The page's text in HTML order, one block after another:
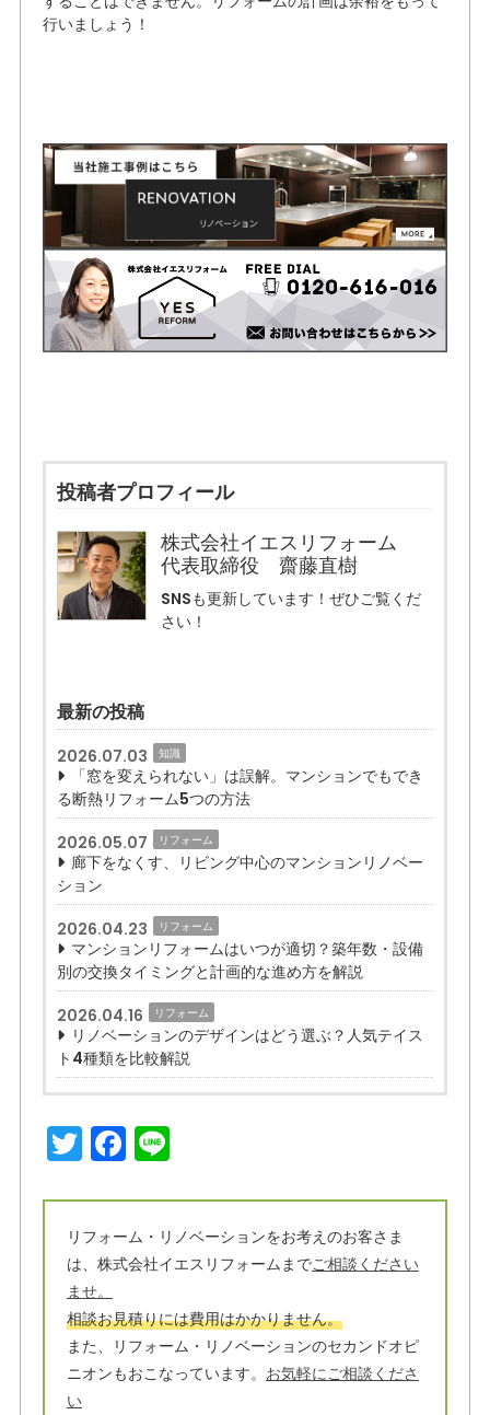
行いましょう！
投稿者プロフィール
株式会社イエスリフォーム
代表取締役 齋藤直樹
SNSも更新しています！ぜひご覧くだ
さい！
最新の投稿
2026.07.03 知識
「窓を変えられない」は誤解。マンションでもでき
る断熱リフォーム5つの方法
2026.05.07
リフォーム
廊下をなくす、リビング中心のマンションリノベー
ション
2026.04.23
リフォーム
マンションリフォームはいつが適切？築年数・設備
別の交換タイミングと計画的な進め方を解説
2026.04.16
リフォーム
リノベーションのデザインはどう選ぶ？人気テイス
ト4種類を比較解説
T
w
it
t
e
r
F
a
c
e
b
o
o
k
Li
e
リフォーム・リノベーションをお考えのお客さま
は、株式会社イエスリフォームまでご相談ください
ませ。
相談お見積りには費用はかかりません。
また、リフォーム・リノベーションのセカンドオピ
ニオンもおこなっています。 お気軽にご相談くださ
い